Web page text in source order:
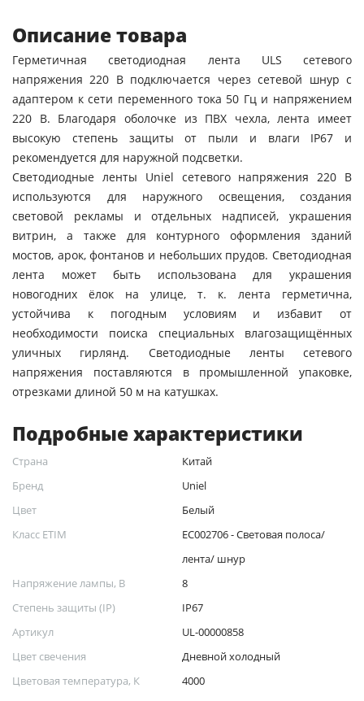
Описание товара
Герметичная светодиодная лента ULS сетевого
напряжения 220 В подключается через сетевой шнур с
адаптером к сети переменного тока 50 Гц и напряжением
220 В. Благодаря оболочке из ПВХ чехла, лента имеет
высокую степень защиты от пыли и влаги IP67 и
рекомендуется для наружной подсветки.
Светодиодные ленты Uniel сетевого напряжения 220 В
используются для наружного освещения, создания
световой рекламы и отдельных надписей, украшения
витрин, а также для контурного оформления зданий
мостов, арок, фонтанов и небольших прудов. Светодиодная
лента может быть использована для украшения
новогодних ёлок на улице, т. к. лента герметична,
устойчива к погодным условиям и избавит от
необходимости поиска специальных влагозащищённых
уличных гирлянд. Светодиодные ленты сетевого
напряжения поставляются в промышленной упаковке,
отрезками длиной 50 м на катушках.
Подробные характеристики
Страна
Китай
Бренд
Uniel
Цвет
Белый
Класс ETIM
EC002706 - Световая полоса/
лента/ шнур
Напряжение лампы, В
8
Степень защиты (IP)
IP67
Артикул
UL-00000858
Цвет свечения
Дневной холодный
Цветовая температура, К
4000